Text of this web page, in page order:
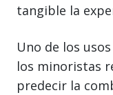
tangible la
Uno de los
los minoristas
predecir la